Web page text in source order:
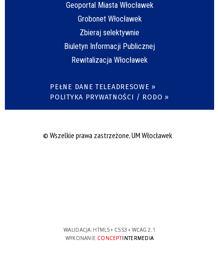
Geoportal Miasta Włocławek
Grobonet Włocławek
Zbieraj selektywnie
Biuletyn Informacji Publicznej
Rewitalizacja Włocławek
PEŁNE DANE TELEADRESOWE »
POLITYKA PRYWATNOŚCI / RODO »
© Wszelkie prawa zastrzeżone, UM Włocławek
WALIDACJA: HTML5+ CSS3 + WCAG 2.1
WYKONANIE CONCEPTINTERMEDIA